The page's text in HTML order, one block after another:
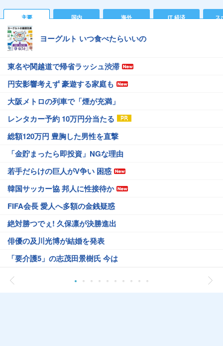
主要 国内 海外 IT 経済 ス
ヨーグルト いつ食べたらいいの
東名や関越道で帰省ラッシュ渋滞
円安影響考えず 豪遊する家庭も
大阪メトロの列車で「煙が充満」
レンタカー予約 10万円分当たる
総額120万円 豊胸した男性を直撃
「金貯まったら即投資」NGな理由
若手だらけの巨人がV争い 困惑
韓国サッカー協 邦人に性接待か
FIFA会長 愛人へ多額の金銭疑惑
絶対勝つでぇ! 久保凛が決勝進出
俳優の及川光博が結婚を発表
「要介護5」の志茂田景樹氏 今は